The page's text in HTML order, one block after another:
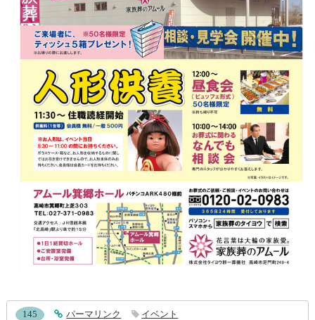
entry434コメント
145 entry434
パーマリンク イベント